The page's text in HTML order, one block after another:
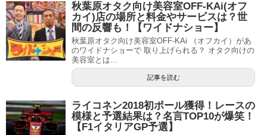
秋葉原オタク向け美容室OFF-KAi(オフ
カイ)店の場所と料金やサービスは？世
間の反響も！【ワイドナショー】
秋葉原オタク向け美容室OFF-KAi （オフカイ）があ
のワイドナショーで 取り上げられる？ オタク向けの
美容室とは...
記事を読む
ライコネン2018初ポール獲得！レースの
模様と予選結果は？名言TOP10が爆笑！
【F1イタリアGP予選】